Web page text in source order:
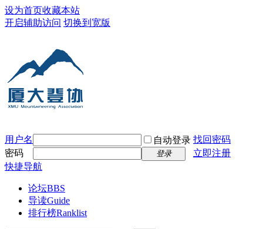
设为首页收藏本站
开启辅助访问 切换到宽版
用户名 自动登录 找回密码
密码
登录
立即注册
快捷导航
论坛BBS
导读Guide
排行榜Ranklist